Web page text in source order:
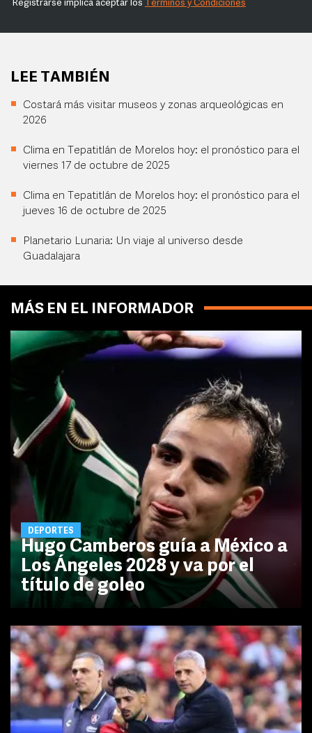
Registrarse implica aceptar los Términos y Condiciones
LEE TAMBIÉN
Costará más visitar museos y zonas arqueológicas en
2026
Clima en Tepatitlán de Morelos hoy: el pronóstico para el
viernes 17 de octubre de 2025
Clima en Tepatitlán de Morelos hoy: el pronóstico para el
jueves 16 de octubre de 2025
Planetario Lunaria: Un viaje al universo desde
Guadalajara
MÁS EN EL INFORMADOR
DEPORTES
Hugo Camberos guía a México a
Los Ángeles 2028 y va por el
título de goleo